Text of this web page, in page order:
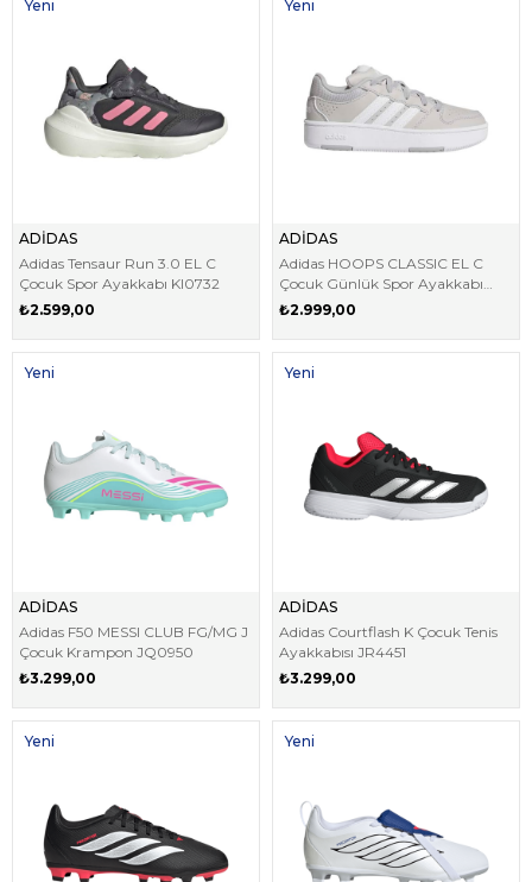
ADİDAS
Adidas Tensaur Run 3.0 EL C
Çocuk Spor Ayakkabı KI0732
₺2.599,00
Yeni
ADİDAS
Adidas HOOPS CLASSIC EL C
Çocuk Günlük Spor Ayakkabı
KJ6035
₺2.999,00
Yeni
ADİDAS
Adidas F50 MESSI CLUB FG/MG J
Çocuk Krampon JQ0950
₺3.299,00
Yeni
ADİDAS
Adidas Courtflash K Çocuk Tenis
Ayakkabısı JR4451
₺3.299,00
Yeni
Yeni
Yeni